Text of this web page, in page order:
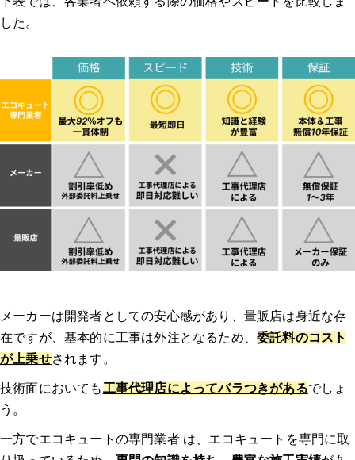
ダイキン（DAIKIN）
エコキュートを交換するサインやタイミング
【動画で解説】「エコキュートを安く買う方法」を端的にまとめまし
エコキュート交換・修理の流れ
1.相談・問い合わせ
2.ヒアリング・日程調整
3.現地調査
した。
メーカーは開発者としての安心感があり、量販店は身近な存
在ですが、基本的に工事は外注となるため、 委託料のコスト
が上乗せされます。
技術面においても工事代理店によってバラつきがあるでしょ
う。
一方でエコキュートの専門業者 は、エコキュートを専門に取